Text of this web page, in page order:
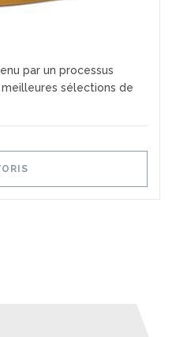
par un processus
sélections de